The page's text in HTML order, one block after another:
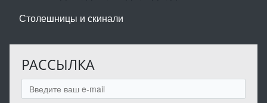
Столешницы и скинали
РАССЫЛКА